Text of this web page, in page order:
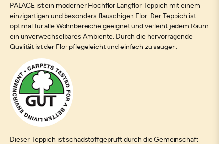
PALACE ist ein moderner Hochflor Langflor Teppich mit einem
einzigartigen und besonders flauschigen Flor. Der Teppich ist
optimal für alle Wohnbereiche geeignet und verleiht jedem Raum
ein unverwechselbares Ambiente. Durch die hervorragende
Qualität ist der Flor pflegeleicht und einfach zu saugen.
Dieser Teppich ist schadstoffgeprüft durch die Gemeinschaft